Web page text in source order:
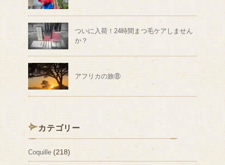
ついに入荷！24時間まつ毛ケアしません
か？
アフリカの旅⑧
カテゴリー
Coquille (218)